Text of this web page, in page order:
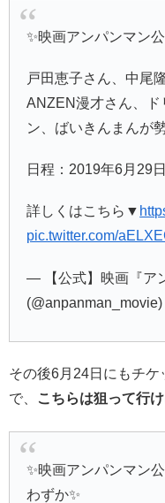
✨映画アンパンマン
戸田恵子さん、中尾
ANZEN漫才さん、ド
ン、ばいきんまんが
日程：2019年6月29
詳しくはこちら▼
pic.twitter.com/
— 【公式】映画『ア
その後6月24日にもチ
で、
こちらは狙って行
✨映画アンパンマン
わずか✨